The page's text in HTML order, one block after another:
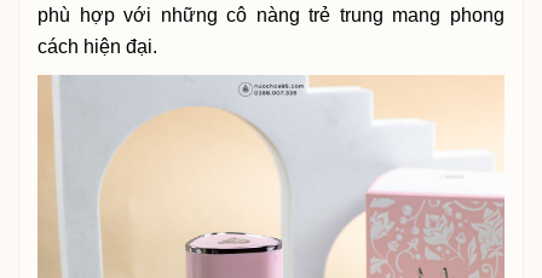
phù hợp với những cô nàng trẻ trung mang phong
cách hiện đại.